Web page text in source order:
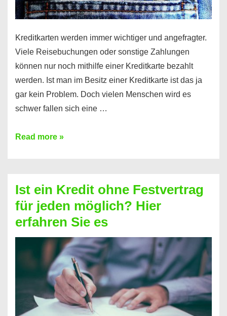
Kreditkarten werden immer wichtiger und angefragter.
Viele Reisebuchungen oder sonstige Zahlungen
können nur noch mithilfe einer Kreditkarte bezahlt
werden. Ist man im Besitz einer Kreditkarte ist das ja
gar kein Problem. Doch vielen Menschen wird es
schwer fallen sich eine …
Kreditkarte
Prepaid
ist
nicht
nur
für
Handy
möglich!
Read more »
Ist ein Kredit ohne Festvertrag
für jeden möglich? Hier
erfahren Sie es